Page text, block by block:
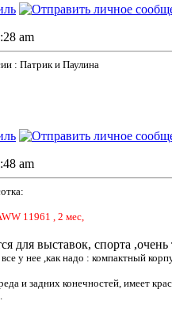
am
: Патрик и Паулина
am
11961 , 2 мес,
для выставок, спорта
у нее ,как надо : компактный
и задних конечностей, имеет